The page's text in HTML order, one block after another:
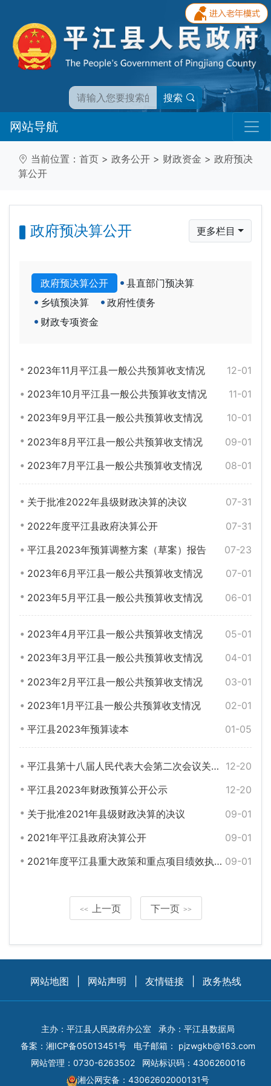
搜索
网站导航
当前位置： 首页 > 政务公开 > 财政资金 > 政府预决
算公开
政府预决算公开 更多栏目
政府预决算公开
县直部门预决算
乡镇预决算
政府性债务
财政专项资金
12-01
2023年11月平江县一般公共预算收支情况
11-01
2023年10月平江县一般公共预算收支情况
10-01
2023年9月平江县一般公共预算收支情况
09-01
2023年8月平江县一般公共预算收支情况
08-01
2023年7月平江县一般公共预算收支情况
07-31
关于批准2022年县级财政决算的决议
07-31
2022年度平江县政府决算公开
07-23
平江县2023年预算调整方案（草案）报告
07-01
2023年6月平江县一般公共预算收支情况
06-01
2023年5月平江县一般公共预算收支情况
05-01
2023年4月平江县一般公共预算收支情况
04-01
2023年3月平江县一般公共预算收支情况
03-01
2023年2月平江县一般公共预算收支情况
02-01
2023年1月平江县一般公共预算收支情况
01-05
平江县2023年预算读本
12-20
平江县第十八届人民代表大会第二次会议关于平江县2022年财政预算执行情况和2023年财政预算的决议
12-20
平江县2023年财政预算公开公示
09-01
关于批准2021年县级财政决算的决议
09-01
2021年平江县政府决算公开
09-01
2021年度平江县重大政策和重点项目绩效执行结果
<< 上一页 下一页 >>
网站地图 网站声明 友情链接 政务热线
主办：平江县人民政府办公室
承办：平江县数据局
备案： 湘ICP备05013451号 电子邮箱： pjzwgkb@163.com
网站管理：0730-6263502
网站标识码：4306260016
湘公网安备：43062602000131号